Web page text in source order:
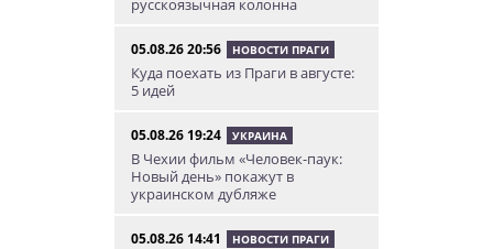
05.08.26 20:56 НОВОСТИ ПРАГИ
Куда поехать из Праги в августе:
5 идей
05.08.26 19:24 УКРАИНА
В Чехии фильм «Человек-паук:
Новый день» покажут в
украинском дубляже
05.08.26 14:41 НОВОСТИ ПРАГИ